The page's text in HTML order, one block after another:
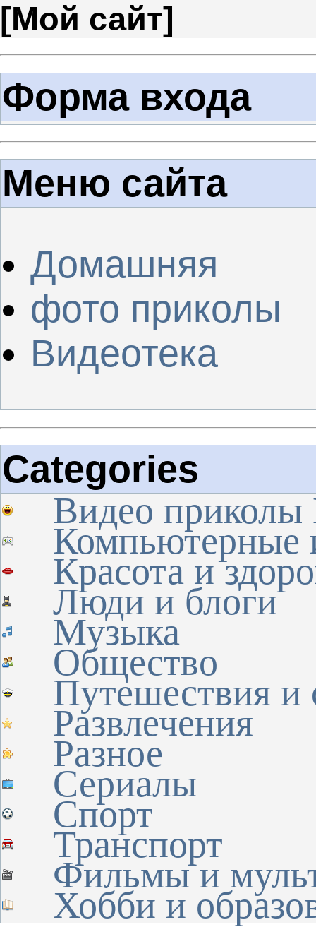
[Мой сайт]
Форма входа
Меню сайта
Домашняя
фото приколы
Видеотека
Categories
Видео
Компьютерные
Красота и
Люди и блоги
Музыка
Общество
Путешествия и
Развлечения
Разное
Сериалы
Спорт
Транспорт
Фильмы и
Хобби и